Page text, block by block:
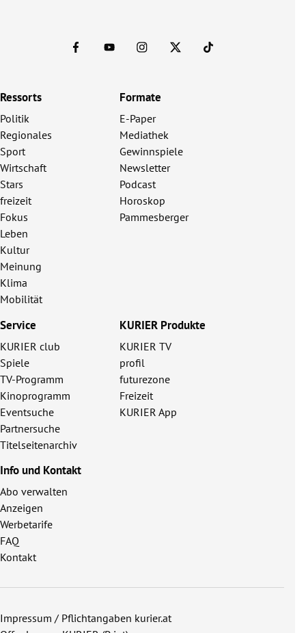
Ressorts
Politik
Regionales
Sport
Wirtschaft
Stars
freizeit
Fokus
Leben
Kultur
Meinung
Klima
Mobilität
Formate
E-Paper
Mediathek
Gewinnspiele
Newsletter
Podcast
Horoskop
Pammesberger
Service
KURIER club
Spiele
TV-Programm
Kinoprogramm
Eventsuche
Partnersuche
Titelseitenarchiv
KURIER Produkte
KURIER TV
profil
futurezone
Freizeit
KURIER App
Info und Kontakt
Abo verwalten
Anzeigen
Werbetarife
FAQ
Kontakt
Impressum / Pflichtangaben kurier.at